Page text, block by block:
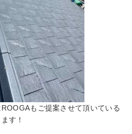
もご提案させて頂いている
す！⠀